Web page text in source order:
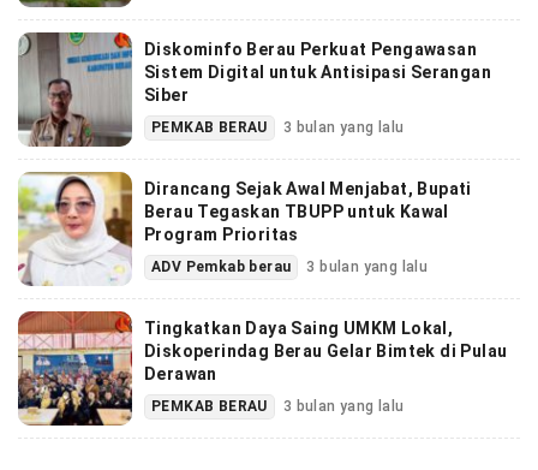
Diskominfo Berau Perkuat Pengawasan
Sistem Digital untuk Antisipasi Serangan
Siber
PEMKAB BERAU 3 bulan yang lalu
Dirancang Sejak Awal Menjabat, Bupati
Berau Tegaskan TBUPP untuk Kawal
Program Prioritas
ADV Pemkab berau 3 bulan yang lalu
Tingkatkan Daya Saing UMKM Lokal,
Diskoperindag Berau Gelar Bimtek di Pulau
Derawan
PEMKAB BERAU 3 bulan yang lalu